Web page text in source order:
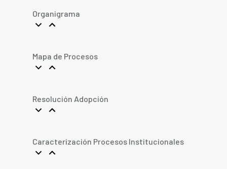
Organigrama
Mapa de Procesos
Resolución Adopción
Caracterización Procesos Institucionales